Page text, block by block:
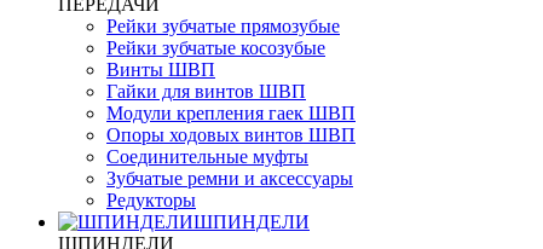
ПЕРЕДАЧИ
Рейки зубчатые прямозубые
Рейки зубчатые косозубые
Винты ШВП
Гайки для винтов ШВП
Модули крепления гаек ШВП
Опоры ходовых винтов ШВП
Соединительные муфты
Зубчатые ремни и аксессуары
Редукторы
ШПИНДЕЛИ
ШПИНДЕЛИ